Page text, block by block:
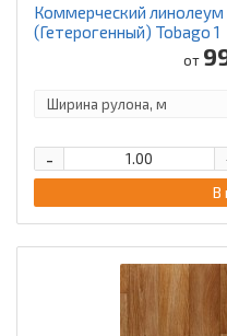
Коммерческий
(Гетерогенный) Tobago 1
от
-
В